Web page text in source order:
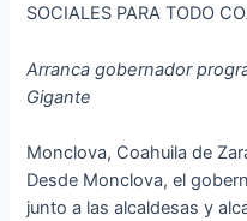
SOCIALES PARA TODO
Arranca gobernador
Gigante
Monclova, Coahuila de
Desde Monclova, el
junto a las alcaldesas y